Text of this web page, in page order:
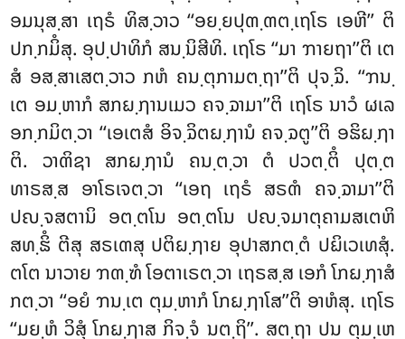
ອມນຸສ຺ສາ ເຖຣໍ ທິສ຺ວາວ ‘‘ອຍ຺ຍປຸຓ຺ຓຕ຺ເຖໂຣ ເອຫີ’’ ຕິ
ປກ຺ກມິໍສຸ. ອຸປ຺ປາທິກໍ ສນ຺ນິສີທິ. ເຖໂຣ ‘‘ມາ ຠາຍຖາ’’ຕິ ເຕ
ສໍ ອສ຺ສາເສຕ຺ວາວ ກຫໍ ຄນ຺ຕຸກາມຕ຺ຖາ’’ຕິ ປຸຈ຺ຉິ. ‘‘ຠນ຺
ເຕ ອມ຺ຫາກໍ ສກຏ຺ຐານເມວ ຄຈ຺ຉາມາ’’ຕິ ເຖໂຣ ນາວໍ ຜເລ
ອກ຺ກມິຕ຺ວາ ‘‘ເອເຕສໍ ອິຈ຺ຉິຕຏ຺ຐານໍ ຄຈ຺ຉຕູ’’ຕິ ອຘິຏ຺ຐາ
ຕິ. ວາຓິຊາ ສກຏ຺ຐານໍ ຄນ຺ຕ຺ວາ ຕໍ ປວຕ຺ຕິໍ ປຸຕ຺ຕ
ທາຣສ຺ສ ອາໂຣເຈຕ຺ວາ ‘‘ເອຖ ເຖຣໍ ສຣຓໍ ຄຈ຺ຉາມາ’’ຕິ
ປຎ຺ຈສຕານິ ອຕ຺ຕໂນ ອຕ຺ຕໂນ ປຎ຺ຈມາຕຸຄາມສເຕຫິ
ສທ຺ຘິໍ ຕີສຸ ສຣເຓສຸ ປຕິຏ຺ຐາຍ ອຸປາສກຕ຺ຕໍ ປຏິເວເທສຸໍ.
ຕໂຕ ນາວາຍ ຠຓ຺ຑໍ ໂອຕາເຣຕ຺ວາ ເຖຣສ຺ສ ເອກໍ ໂກຏ຺ຐາສໍ
ກຕ຺ວາ ‘‘ອຍໍ ຠນ຺ເຕ ຕຸມ຺ຫາກໍ ໂກຏ຺ຐາໂສ’’ຕິ ອາຫໍສຸ. ເຖໂຣ
‘‘ມຍ຺ຫໍ ວິສຸໍ ໂກຏ຺ຐາສ ກິຈ຺ຈໍ ນຕ຺ຖິ’’. ສຕ຺ຖາ ປນ ຕຸມ຺ເຫ